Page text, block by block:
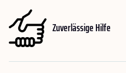
Zuverlässige Hilfe